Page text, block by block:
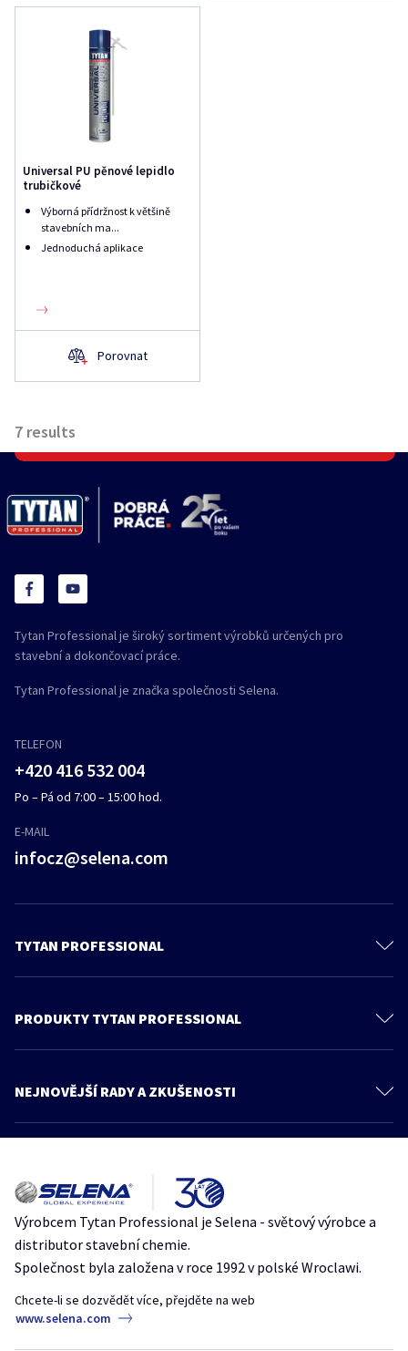
Universal PU pěnové lepidlo
trubičkové
Výborná přídržnost k většině
stavebních ma...
Jednoduchá aplikace
Porovnat
7 results
Tytan Professional je široký sortiment výrobků určených pro
stavební a dokončovací práce.
Tytan Professional je značka společnosti Selena.
TELEFON
+420 416 532 004
Po – Pá od 7:00 – 15:00 hod.
E-MAIL
infocz@selena.com
TYTAN PROFESSIONAL
Kontaktujte nás
Všeobecné obchodní podmínky
Katalog
Zóna architekta
PRODUKTY TYTAN PROFESSIONAL
Pěnová lepidla
Zateplovací systémy
Stavební systémy
Obkladové systémy
Upevňovací systémy
NEJNOVĚJŠÍ RADY A ZKUŠENOSTI
Více článků
Plíseň polyuretanovapena spravnamontaz
7 chyb při práci s pěnovými lepidly – odborné rady od značky Tytan
Professional
penovelepidlo spravnamontaz
stavebnítipy
TytanProfessional
Výrobcem Tytan Professional je Selena - světový výrobce a
distributor stavební chemie.
Společnost byla založena v roce 1992 v polské Wroclawi.
Chcete-li se dozvědět více, přejděte na web
www.selena.com